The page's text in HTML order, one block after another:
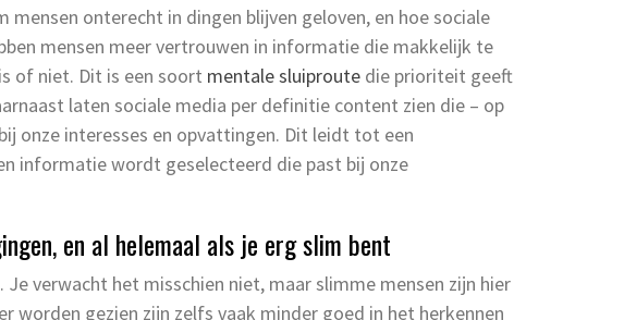
mensen onterecht in dingen blijven geloven, en hoe sociale
mensen meer vertrouwen in informatie die makkelijk te
of niet. Dit is een soort mentale sluiproute die prioriteit geeft
laten sociale media per definitie content zien die – op
onze interesses en opvattingen. Dit leidt tot een
informatie wordt geselecteerd die past bij onze
en al helemaal als je erg slim bent
verwacht het misschien niet, maar slimme mensen zijn hier
worden gezien zijn zelfs vaak minder goed in het herkennen